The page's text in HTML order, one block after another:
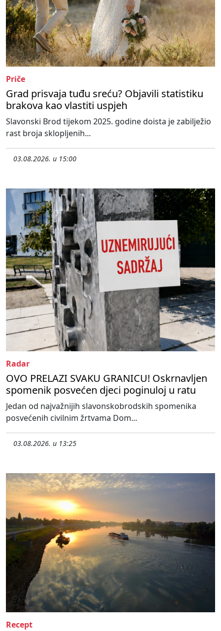
Priče
Grad prisvaja tuđu sreću? Objavili statistiku
brakova kao vlastiti uspjeh
Slavonski Brod tijekom 2025. godine doista je zabilježio
rast broja sklopljenih...
03.08.2026. u 15:00
Radar
OVO PRELAZI SVAKU GRANICU! Oskrnavljen
spomenik posvećen djeci poginuloj u ratu
Jedan od najvažnijih slavonskobrodskih spomenika
posvećenih civilnim žrtvama Dom...
03.08.2026. u 13:25
Recept